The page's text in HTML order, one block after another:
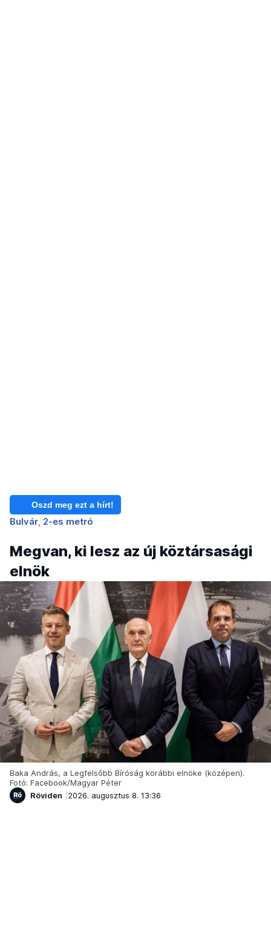
Oszd meg ezt a hírt!
Bulvár 2-es metró
Megvan, ki lesz az új köztársasági
elnök
Baka András, a Legfelsőbb Bíróság korábbi elnöke (középen).
Fotó: Facebook/Magyar Péter
Röviden
2026. augusztus 8. 13:36